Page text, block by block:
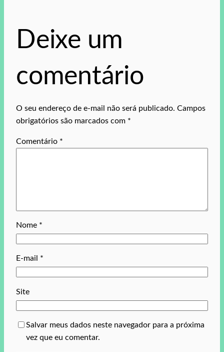
Deixe um
comentário
O seu endereço de e-mail não será publicado. Campos
obrigatórios são marcados com *
Comentário *
Nome *
E-mail *
Site
Salvar meus dados neste navegador para a próxima
vez que eu comentar.